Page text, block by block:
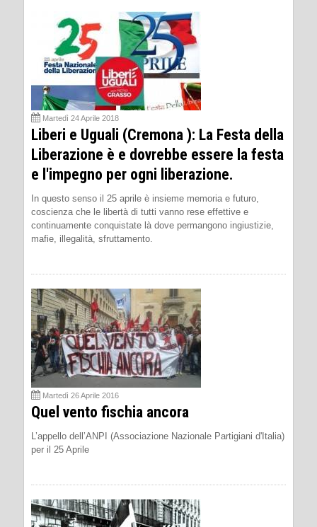
Martedì 24 Aprile 2018
Liberi e Uguali (Cremona ): La Festa della
Liberazione è e dovrebbe essere la festa
e l'impegno per ogni liberazione.
In questo senso il 25 aprile è insieme memoria e futuro,
coscienza che le libertà di tutti vanno rese effettive e
continuamente conquistate là dove permangono ingiustizie,
mafie, illegalità, sfruttamento.
Martedì 26 Aprile 2016
Quel vento fischia ancora
L’appello dell’ANPI (Associazione Nazionale Partigiani d'Italia)
per il 25 Aprile